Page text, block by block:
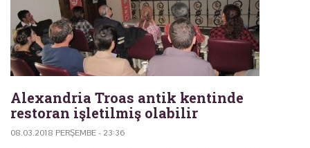
Alexandria Troas antik kentinde
restoran işletilmiş olabilir
08.03.2018 PERŞEMBE - 23:36